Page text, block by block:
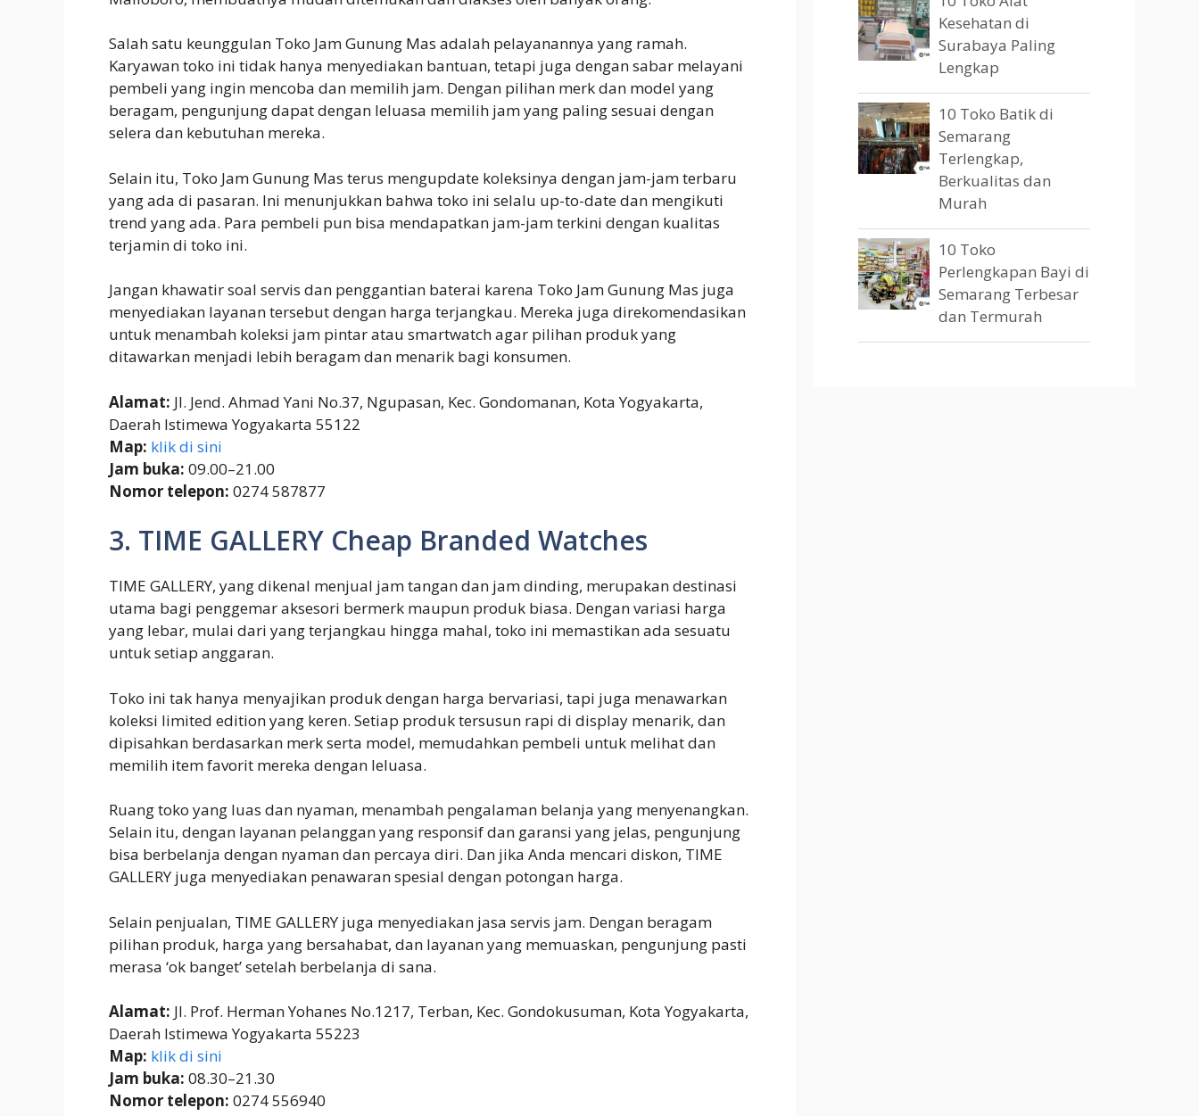
Salah satu keunggulan Toko Jam Gunung Mas adalah pelayanannya yang ramah.
Karyawan toko ini tidak hanya menyediakan bantuan, tetapi juga dengan sabar melayani
pembeli yang ingin mencoba dan memilih jam. Dengan pilihan merk dan model yang
beragam, pengunjung dapat dengan leluasa memilih jam yang paling sesuai dengan
selera dan kebutuhan mereka.
Selain itu, Toko Jam Gunung Mas terus mengupdate koleksinya dengan jam-jam terbaru
yang ada di pasaran. Ini menunjukkan bahwa toko ini selalu up-to-date dan mengikuti
trend yang ada. Para pembeli pun bisa mendapatkan jam-jam terkini dengan kualitas
terjamin di toko ini.
Jangan khawatir soal servis dan penggantian baterai karena Toko Jam Gunung Mas juga
menyediakan layanan tersebut dengan harga terjangkau. Mereka juga direkomendasikan
untuk menambah koleksi jam pintar atau smartwatch agar pilihan produk yang
ditawarkan menjadi lebih beragam dan menarik bagi konsumen.
Alamat: Jl. Jend. Ahmad Yani No.37, Ngupasan, Kec. Gondomanan, Kota Yogyakarta,
Daerah Istimewa Yogyakarta 55122
Map: klik di sini
Jam buka: 09.00–21.00
Nomor telepon: 0274 587877
3. TIME GALLERY Cheap Branded Watches
TIME GALLERY, yang dikenal menjual jam tangan dan jam dinding, merupakan destinasi
utama bagi penggemar aksesori bermerk maupun produk biasa. Dengan variasi harga
yang lebar, mulai dari yang terjangkau hingga mahal, toko ini memastikan ada sesuatu
untuk setiap anggaran.
Toko ini tak hanya menyajikan produk dengan harga bervariasi, tapi juga menawarkan
koleksi limited edition yang keren. Setiap produk tersusun rapi di display menarik, dan
dipisahkan berdasarkan merk serta model, memudahkan pembeli untuk melihat dan
memilih item favorit mereka dengan leluasa.
Ruang toko yang luas dan nyaman, menambah pengalaman belanja yang menyenangkan.
Selain itu, dengan layanan pelanggan yang responsif dan garansi yang jelas, pengunjung
bisa berbelanja dengan nyaman dan percaya diri. Dan jika Anda mencari diskon, TIME
GALLERY juga menyediakan penawaran spesial dengan potongan harga.
Selain penjualan, TIME GALLERY juga menyediakan jasa servis jam. Dengan beragam
pilihan produk, harga yang bersahabat, dan layanan yang memuaskan, pengunjung pasti
merasa ‘ok banget’ setelah berbelanja di sana.
Alamat: Jl. Prof. Herman Yohanes No.1217, Terban, Kec. Gondokusuman, Kota Yogyakarta,
Daerah Istimewa Yogyakarta 55223
Map: klik di sini
Jam buka: 08.30–21.30
Nomor telepon: 0274 556940
Kesehatan di
Surabaya Paling
Lengkap
10 Toko Batik di
Semarang
Terlengkap,
Berkualitas dan
Murah
10 Toko
Perlengkapan Bayi di
Semarang Terbesar
dan Termurah